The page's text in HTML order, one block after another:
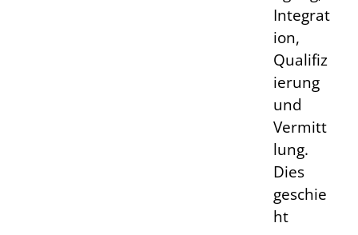
Integrat
ion,
Qualifiz
ierung
und
Vermitt
lung.
Dies
geschie
ht